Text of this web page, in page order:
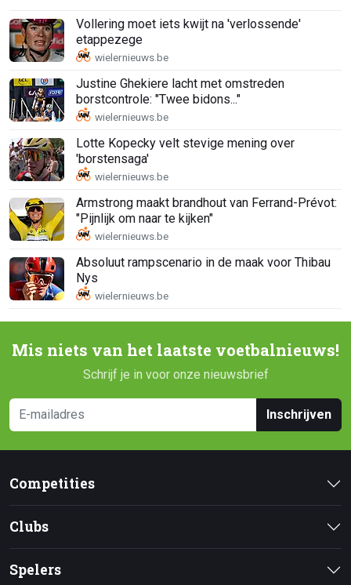
Vollering moet iets kwijt na 'verlossende'
etappezege
Justine Ghekiere lacht met omstreden
borstcontrole: "Twee bidons..."
Lotte Kopecky velt stevige mening over
'borstensaga'
Armstrong maakt brandhout van Ferrand-Prévot:
"Pijnlijk om naar te kijken"
Absoluut rampscenario in de maak voor Thibau
Nys
Mis niets van het laatste voetbalnieuws!
Schrijf je in voor onze nieuwsbrief
Inschrijven
Competities
Clubs
Spelers